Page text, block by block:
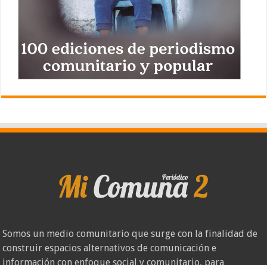
Somos un medio comunitario que surge con la finalidad de
construir espacios alternativos de comunicación e
información con enfoque social y comunitario, para